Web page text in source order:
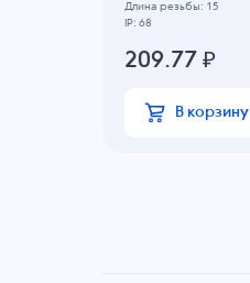
Длина резьбы: 15
IP: 68
209.77₽
В корзину